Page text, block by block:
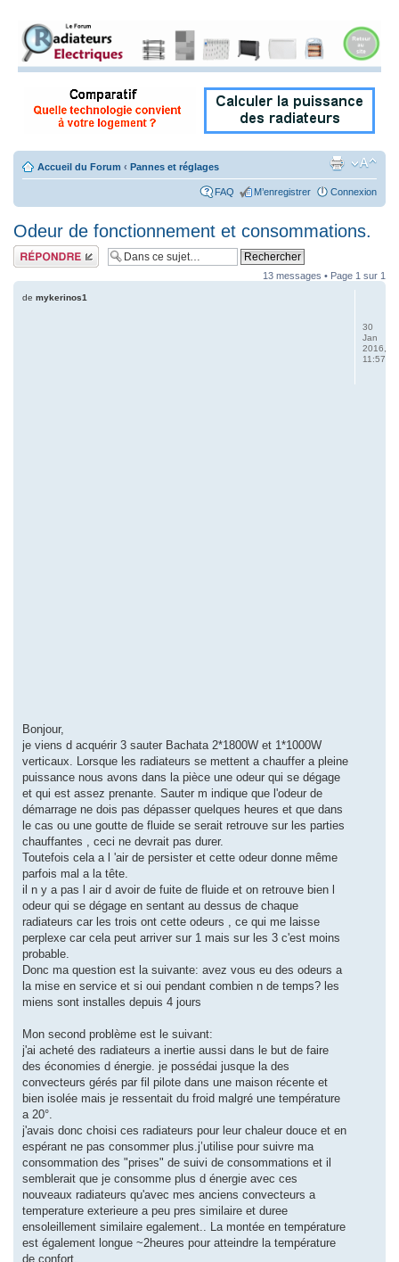
Accueil du Forum ‹ Pannes et réglages
FAQ M’enregistrer Connexion
Odeur de fonctionnement et consommations.
Répondre
13 messages • Page 1 sur 1
de mykerinos1
Bonjour,
je viens d acquérir 3 sauter Bachata 2*1800W et 1*1000W
verticaux. Lorsque les radiateurs se mettent a chauffer a pleine
puissance nous avons dans la pièce une odeur qui se dégage
et qui est assez prenante. Sauter m indique que l'odeur de
démarrage ne dois pas dépasser quelques heures et que dans
le cas ou une goutte de fluide se serait retrouve sur les parties
chauffantes , ceci ne devrait pas durer.
Toutefois cela a l 'air de persister et cette odeur donne même
parfois mal a la tête.
il n y a pas l air d avoir de fuite de fluide et on retrouve bien l
odeur qui se dégage en sentant au dessus de chaque
radiateurs car les trois ont cette odeurs , ce qui me laisse
perplexe car cela peut arriver sur 1 mais sur les 3 c'est moins
probable.
Donc ma question est la suivante: avez vous eu des odeurs a
la mise en service et si oui pendant combien n de temps? les
miens sont installes depuis 4 jours
Mon second problème est le suivant:
j'ai acheté des radiateurs a inertie aussi dans le but de faire
des économies d énergie. je possédai jusque la des
convecteurs gérés par fil pilote dans une maison récente et
bien isolée mais je ressentait du froid malgré une température
a 20°.
j'avais donc choisi ces radiateurs pour leur chaleur douce et en
espérant ne pas consommer plus.j’utilise pour suivre ma
consommation des "prises" de suivi de consommations et il
semblerait que je consomme plus d énergie avec ces
nouveaux radiateurs qu'avec mes anciens convecteurs a
temperature exterieure a peu pres similaire et duree
ensoleillement similaire egalement.. La montée en température
est également longue ~2heures pour atteindre la température
de confort.
30
Jan
2016,
11:57